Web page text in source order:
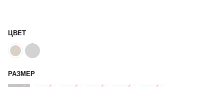
ЦВЕТ
РАЗМЕР